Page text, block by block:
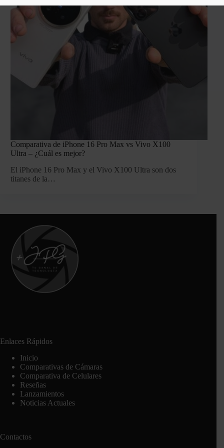
Comparativa de iPhone 16 Pro Max vs Vivo X100
Ultra – ¿Cuál es mejor?
El iPhone 16 Pro Max y el Vivo X100 Ultra son dos
titanes de la…
Enlaces Rápidos
Inicio
Comparativas de Cámaras
Comparativa de Celulares
Reseñas
Lanzamientos
Noticias Actuales
Contactos